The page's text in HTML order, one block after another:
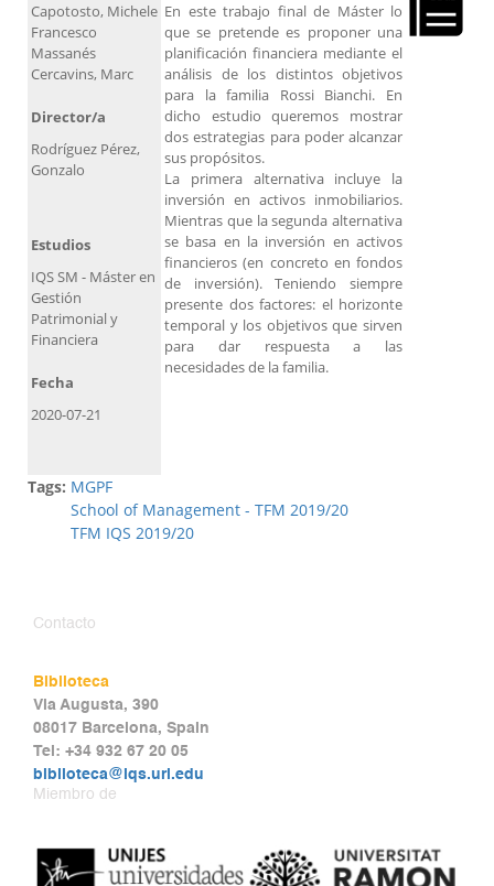
Capotosto, Michele
Francesco
Massanés
Cercavins, Marc
En este trabajo final de Máster lo
que se pretende es proponer una
planificación financiera mediante el
análisis de los distintos objetivos
para la familia Rossi Bianchi. En
dicho estudio queremos mostrar
dos estrategias para poder alcanzar
sus propósitos.
La primera alternativa incluye la
inversión en activos inmobiliarios.
Mientras que la segunda alternativa
se basa en la inversión en activos
financieros (en concreto en fondos
de inversión). Teniendo siempre
presente dos factores: el horizonte
temporal y los objetivos que sirven
para dar respuesta a las
necesidades de la familia.
Director/a
Rodríguez Pérez,
Gonzalo
Estudios
IQS SM - Máster en
Gestión
Patrimonial y
Financiera
Fecha
2020-07-21
Tags: MGPF
School of Management - TFM 2019/20
TFM IQS 2019/20
Contacto
Biblioteca
Via Augusta, 390
08017 Barcelona, Spain
Tel: +34 932 67 20 05
biblioteca@iqs.url.edu
Miembro de